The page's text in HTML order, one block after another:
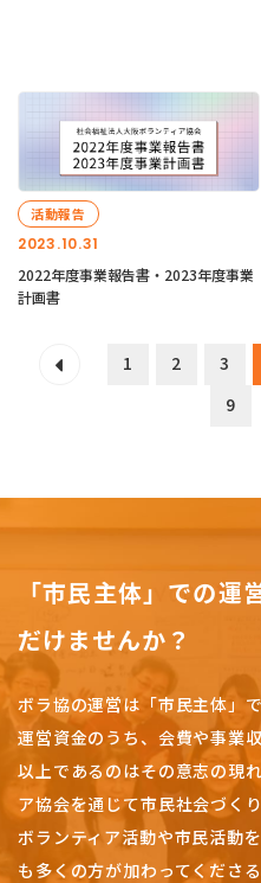
2023.10.31
活動報告
2022年度事業報告書・2023年度事業
計画書
1 2 3
9
「市民主体」での運
だけませんか？
ボラ協の運営は「市民主体」で
運営資金のうち、会費や事業
以上であるのはその意志の現れ
ア協会を通じて市民社会づく
ボランティア活動や市民活動
も多くの方が加わってくださ